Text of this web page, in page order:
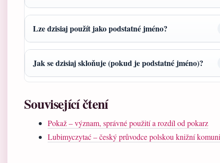
Lze dzisiaj použít jako podstatné jméno?
Jak se dzisiaj skloňuje (pokud je podstatné jméno)?
Související čtení
Pokaž – význam, správné použití a rozdíl od pokarz
Lubimyczytać – český průvodce polskou knižní